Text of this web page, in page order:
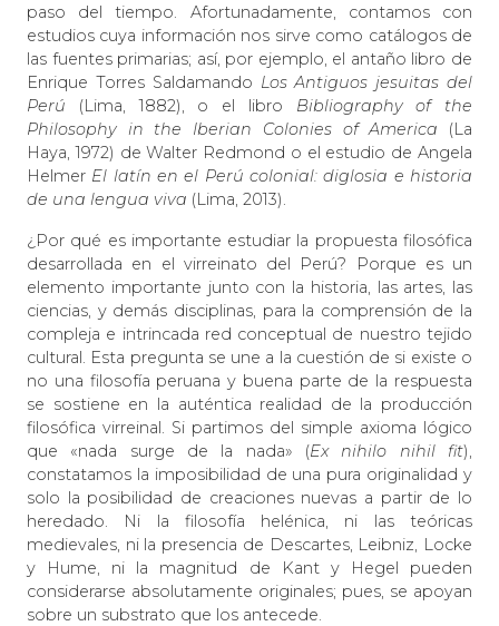
paso del tiempo. Afortunadamente, contamos con
estudios cuya información nos sirve como catálogos de
las fuentes primarias; así, por ejemplo, el antaño libro de
Enrique Torres Saldamando Los Antiguos jesuitas del
Perú (Lima, 1882), o el libro Bibliography of the
Philosophy in the Iberian Colonies of America (La
Haya, 1972) de Walter Redmond o el estudio de Angela
Helmer El latín en el Perú colonial: diglosia e historia
de una lengua viva (Lima, 2013).
¿Por qué es importante estudiar la propuesta filosófica
desarrollada en el virreinato del Perú? Porque es un
elemento importante junto con la historia, las artes, las
ciencias, y demás disciplinas, para la comprensión de la
compleja e intrincada red conceptual de nuestro tejido
cultural. Esta pregunta se une a la cuestión de si existe o
no una filosofía peruana y buena parte de la respuesta
se sostiene en la auténtica realidad de la producción
filosófica virreinal. Si partimos del simple axioma lógico
que «nada surge de la nada» (Ex nihilo nihil fit),
constatamos la imposibilidad de una pura originalidad y
solo la posibilidad de creaciones nuevas a partir de lo
heredado. Ni la filosofía helénica, ni las teóricas
medievales, ni la presencia de Descartes, Leibniz, Locke
y Hume, ni la magnitud de Kant y Hegel pueden
considerarse absolutamente originales; pues, se apoyan
sobre un substrato que los antecede.